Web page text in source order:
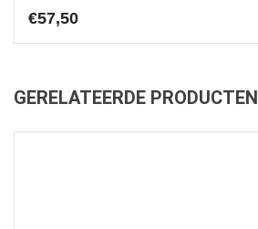
€57,50
GERELATEERDE PRODUCTEN